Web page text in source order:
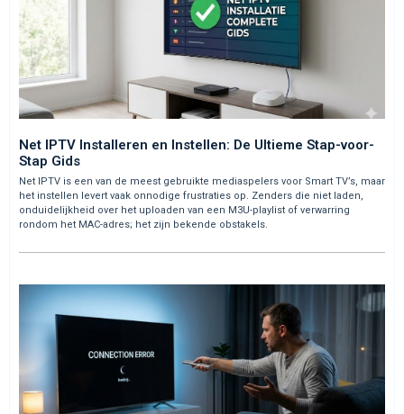
Net IPTV Installeren en Instellen: De Ultieme Stap-voor-
Stap Gids
Net IPTV is een van de meest gebruikte mediaspelers voor Smart TV’s, maar
het instellen levert vaak onnodige frustraties op. Zenders die niet laden,
onduidelijkheid over het uploaden van een M3U-playlist of verwarring
rondom het MAC-adres; het zijn bekende obstakels.